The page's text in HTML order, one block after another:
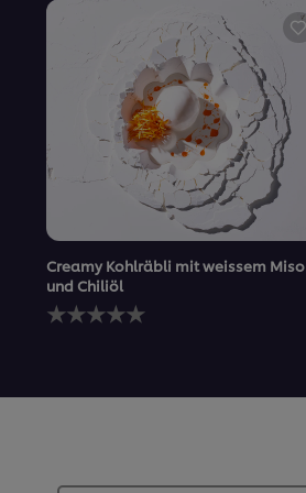
Creamy Kohlräbli mit weissem Miso
und Chiliöl
Keine
Bewertungen
abgegeben